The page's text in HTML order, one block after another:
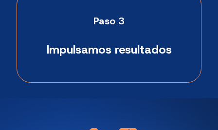
Paso 3
Impulsamos resultados